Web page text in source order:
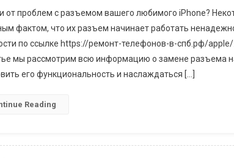
от проблем с разъемом вашего любимого iPhone?
фактом, что их разъем начинает работать
по ссылке https://ремонт-телефонов-в-спб.рф/
мы рассмотрим всю информацию о замене разъема
его функциональность и наслаждаться […]
Reading